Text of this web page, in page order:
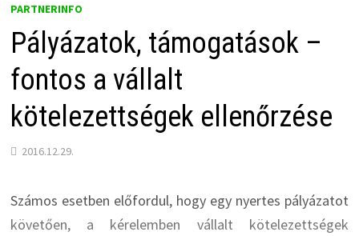
PARTNERINFO
Pályázatok, támogatások –
fontos a vállalt
kötelezettségek ellenőrzése
2016.12.29.
Számos esetben előfordul, hogy egy nyertes pályázatot
követően, a kérelemben vállalt kötelezettségek